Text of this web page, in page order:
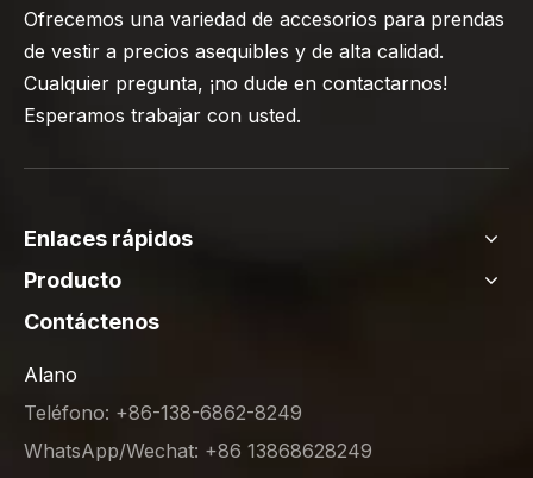
Ofrecemos una variedad de accesorios para prendas
de vestir a precios asequibles y de alta calidad.
Cualquier pregunta, ¡no dude en contactarnos!
Esperamos trabajar con usted.
Enlaces rápidos
Producto
Contáctenos
Alano
Teléfono: +86-138-6862-8249
WhatsApp/Wechat: +86 13868628249